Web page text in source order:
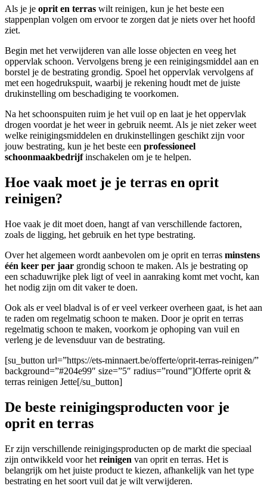
Als je je oprit en terras wilt reinigen, kun je het beste een
stappenplan volgen om ervoor te zorgen dat je niets over het hoofd
ziet.
Begin met het verwijderen van alle losse objecten en veeg het
oppervlak schoon. Vervolgens breng je een reinigingsmiddel aan en
borstel je de bestrating grondig. Spoel het oppervlak vervolgens af
met een hogedrukspuit, waarbij je rekening houdt met de juiste
drukinstelling om beschadiging te voorkomen.
Na het schoonspuiten ruim je het vuil op en laat je het oppervlak
drogen voordat je het weer in gebruik neemt. Als je niet zeker weet
welke reinigingsmiddelen en drukinstellingen geschikt zijn voor
jouw bestrating, kun je het beste een professioneel
schoonmaakbedrijfinschakelen om je te helpen.
Hoe vaak moet je je terras en oprit
reinigen?
Hoe vaak je dit moet doen, hangt af van verschillende factoren,
zoals de ligging, het gebruik en het type bestrating.
Over het algemeen wordt aanbevolen om je oprit en terras minstens
één keer per jaar grondig schoon te maken. Als je bestrating op
een schaduwrijke plek ligt of veel in aanraking komt met vocht, kan
het nodig zijn om dit vaker te doen.
Ook als er veel bladval is of er veel verkeer overheen gaat, is het aan
te raden om regelmatig schoon te maken. Door je oprit en terras
regelmatig schoon te maken, voorkom je ophoping van vuil en
verleng je de levensduur van de bestrating.
[su_button url=”https://ets-minnaert.be/offerte/oprit-terras-reinigen/”
background=”#204e99″ size=”5″ radius=”round”]Offerte oprit &
terras reinigen Jette[/su_button]
De beste reinigingsproducten voor je
oprit en terras
Er zijn verschillende reinigingsproducten op de markt die speciaal
zijn ontwikkeld voor het reinigen van oprit en terras. Het is
belangrijk om het juiste product te kiezen, afhankelijk van het type
bestrating en het soort vuil dat je wilt verwijderen.